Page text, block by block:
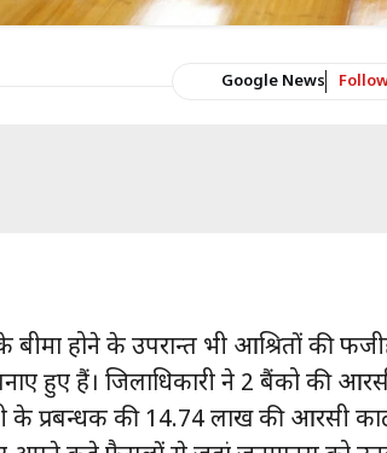
Google News
बीमा होने के उपरान्त भी आश्रितों की
हुए हैं। जिलाधिकारी ने 2 बैंको की
प्रबन्धक की 14.74 लाख की आरसी काट